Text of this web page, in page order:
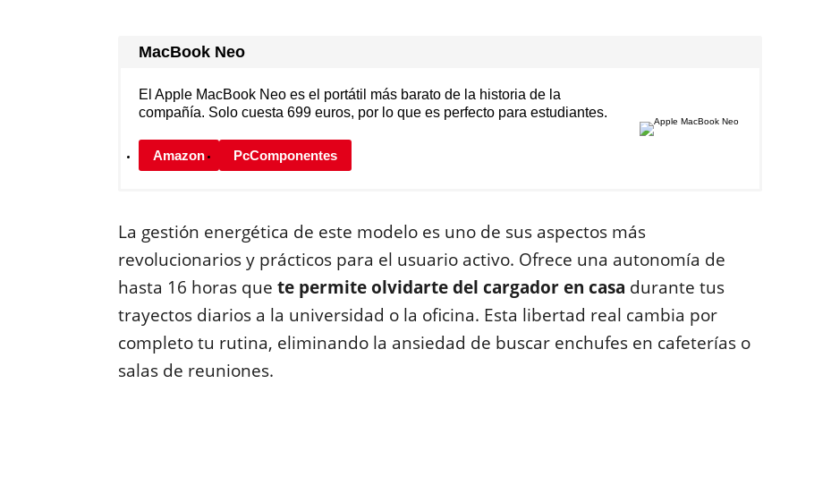
MacBook Neo
Amazon PcComponentes
El Apple MacBook Neo es el portátil más barato de la historia de la
compañía. Solo cuesta 699 euros, por lo que es perfecto para estudiantes.
La gestión energética de este modelo es uno de sus aspectos más
revolucionarios y prácticos para el usuario activo. Ofrece una autonomía de
hasta 16 horas que te permite olvidarte del cargador en casa durante tus
trayectos diarios a la universidad o la oficina. Esta libertad real cambia por
completo tu rutina, eliminando la ansiedad de buscar enchufes en cafeterías o
salas de reuniones.